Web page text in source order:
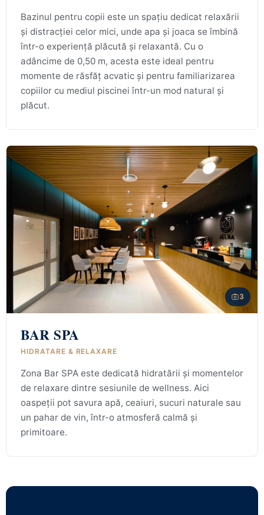
Bazinul pentru copii este un spațiu dedicat relaxării
și distracției celor mici, unde apa și joaca se îmbină
într-o experiență plăcută și relaxantă. Cu o
adâncime de 0,50 m, acesta este ideal pentru
momente de răsfăț acvatic și pentru familiarizarea
copiilor cu mediul piscinei într-un mod natural și
plăcut.
3
BAR SPA
HIDRATARE & RELAXARE
Zona Bar SPA este dedicată hidratării și momentelor
de relaxare dintre sesiunile de wellness. Aici
oaspeții pot savura apă, ceaiuri, sucuri naturale sau
un pahar de vin, într-o atmosferă calmă și
primitoare.